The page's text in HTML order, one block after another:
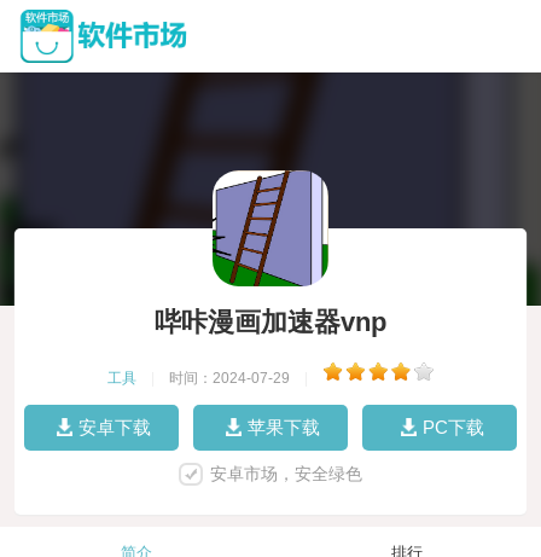
哔咔漫画加速器vnp
工具 时间：2024-07-29
安卓下载 苹果下载 PC下载
安卓市场，安全绿色
简介 排行